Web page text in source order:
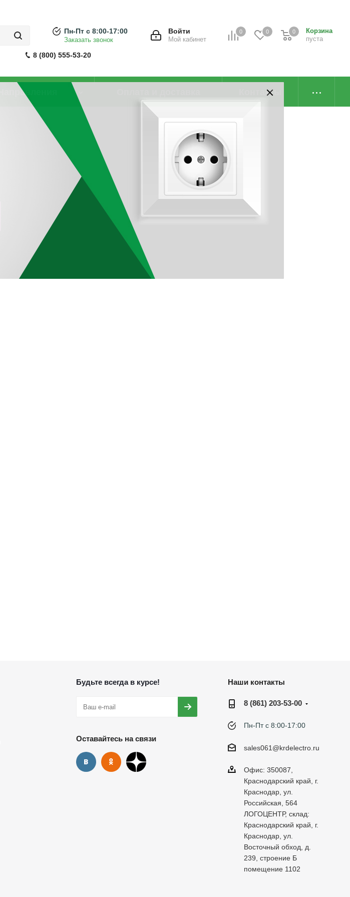
8 (800) 555-53-20
0 0
Корзина
пуста
0
Войти
Мой кабинет
Пн-Пт с 8:00-17:00
Заказать звонок
Направления Контакты
Будьте всегда в курсе!
Оставайтесь на связи
Наши контакты
8 (861) 203-53-00
Пн-Пт с 8:00-17:00
sales061@krdelectro.ru
Офис: 350087,
Краснодарский край, г.
Краснодар, ул.
Российская, 564
ЛОГОЦЕНТР, склад:
Краснодарский край, г.
Краснодар, ул.
Восточный обход, д.
239, строение Б
помещение 1102